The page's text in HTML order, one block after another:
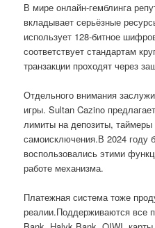
В мире онлайн-гемблинга
вкладывает серьёзные
использует 128-битное
соответствует стандартам
транзакции проходят через
Отдельного внимания
игры. Sultan Cazino
лимиты на депозиты, таймеры
самоисключения.В 2024 году
воспользовались этими
работе механизма.
Платежная система тоже
реалии.Поддерживаются все